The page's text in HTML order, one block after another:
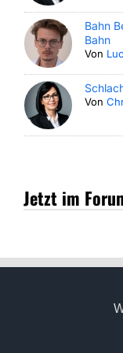
Bahn
Bahn
Von
Von
Jetzt im